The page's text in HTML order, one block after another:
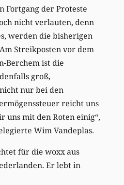
Fortgang der Proteste
nicht verlauten, denn
werden die bisherigen
Streikposten vor dem
Berchem ist die
groß,
nur bei den
reicht uns
uns mit den Roten einig“,
Wim Vandeplas.
für die woxx aus
Er lebt in